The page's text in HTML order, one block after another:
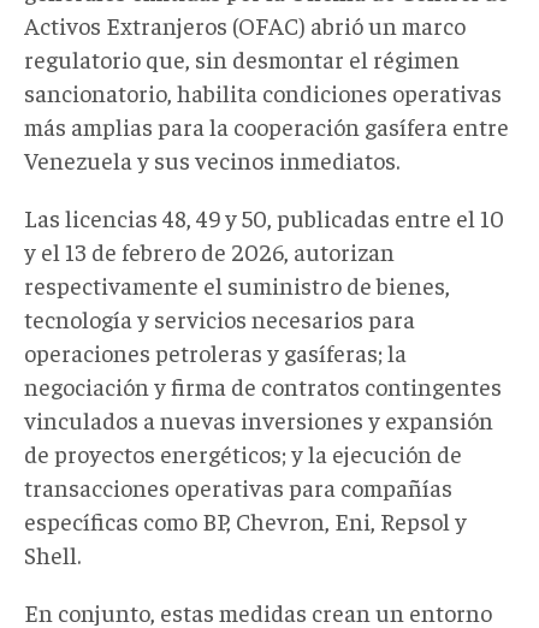
Activos Extranjeros (OFAC) abrióun marco
regulatorio que, sin desmontar el régimen
sancionatorio, habilita condiciones operativas
más amplias para la cooperación gasífera entre
Venezuela y sus vecinos inmediatos.
Las licencias 48, 49 y 50, publicadas entre el 10
y el 13 de febrero de 2026, autorizan
respectivamente el suministro de bienes,
tecnología y servicios necesarios para
operaciones petroleras y gasíferas; la
negociación y firma de contratos contingentes
vinculados a nuevas inversiones y expansión
de proyectos energéticos; y la ejecución de
transacciones operativas para compañías
específicas como BP, Chevron, Eni, Repsol y
Shell.
En conjunto, estas medidas crean un entorno